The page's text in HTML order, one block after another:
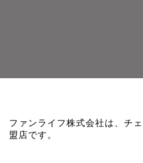
ファンライフ株式会社は、チ
盟店です。